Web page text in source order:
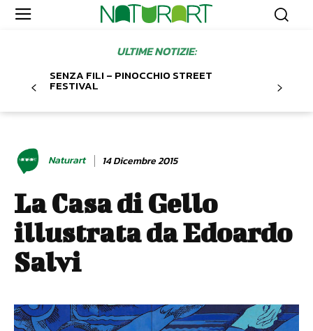
ULTIME NOTIZIE:
SENZA FILI – PINOCCHIO STREET
FESTIVAL
Naturart 14 Dicembre 2015
La Casa di Gello
illustrata da Edoardo
Salvi